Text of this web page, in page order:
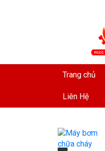
Trang chủ
Liên Hệ